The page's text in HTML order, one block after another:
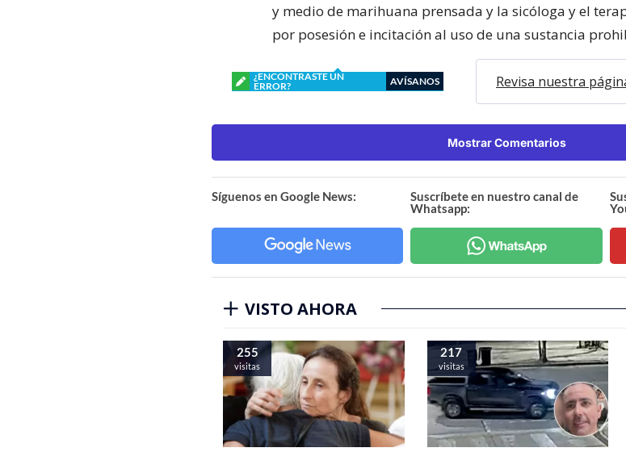
y medio de marihuana prensada y la sicóloga y el
por posesión e incitación al uso de una sustancia
¿ENCONTRASTE UN
ERROR?
AVÍSANOS Revisa nuestra
Mostrar Comentarios
Síguenos en Google News:
Suscríbete en nuestro canal de
Whatsapp:
VISTO AHORA
255
visitas
217
visitas